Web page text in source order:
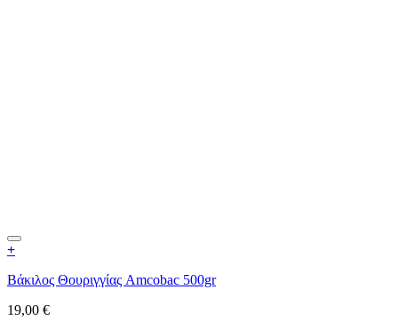
+
Βάκιλος Θουριγγίας Amcobac 500gr
19,00 €